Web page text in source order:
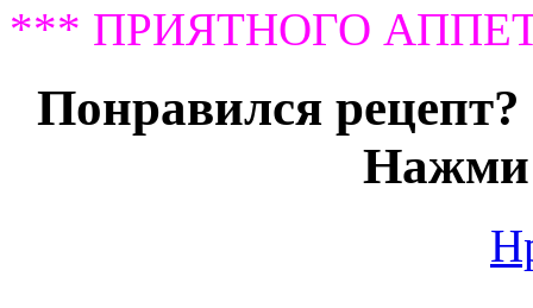
*** ПРИЯТНОГО
Понравился
Нажми